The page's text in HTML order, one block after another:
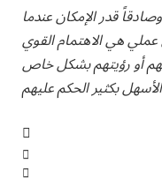
قدر الإمكان عندما
هي الاهتمام القوي
أو رؤيتهم بشكل خاص